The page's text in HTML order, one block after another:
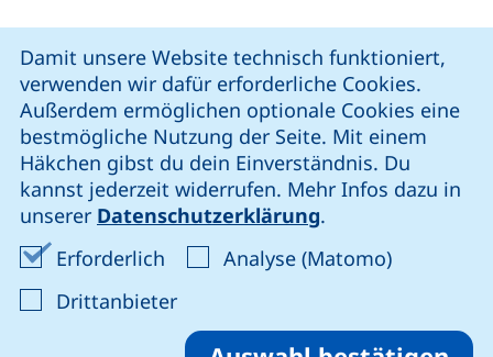
Damit unsere Website technisch funktioniert,
verwenden wir dafür erforderliche Cookies.
Außerdem ermöglichen optionale Cookies eine
bestmögliche Nutzung der Seite. Mit einem
Häkchen gibst du dein Einverständnis. Du
kannst jederzeit widerrufen. Mehr Infos dazu in
unserer Datenschutzerklärung.
Erforderlich Erforderliche Cookies akzeptieren
Analyse (Matomo)Analyse-
Drittanbieter: Cookies von Drittanbieter
unsere Facebook-Seite (externer Link, öffnet neues
unsere LinkedIn-Seite (externer Link, öffnet
unsere Instagram-Seite (externer Link,
unsere YouTube-Seite (externer
Cookie-Einstellungen
Impressum
Datenschutz
Erklärung zur Barrierefreiheit